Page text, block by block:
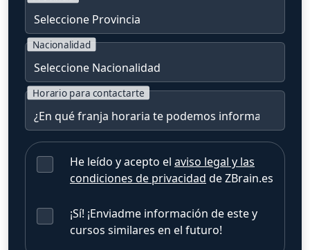
Nacionalidad
Horario para contactarte
He leído y acepto el aviso legal y las
condiciones de privacidad de ZBrain.es
¡Sí! ¡Enviadme información de este y
cursos similares en el futuro!